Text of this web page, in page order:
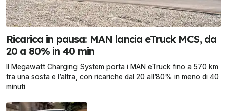
Ricarica in pausa: MAN lancia eTruck MCS, da
20 a 80% in 40 min
Il Megawatt Charging System porta i MAN eTruck fino a 570 km
tra una sosta e l’altra, con ricariche dal 20 all’80% in meno di 40
minuti